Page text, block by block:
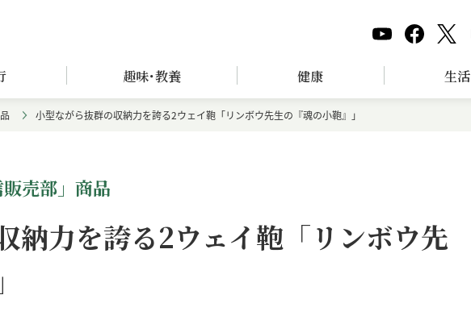
趣味･教養 健康 生活
小型ながら抜群の収納力を誇る2ウェイ鞄「リンボウ先生の『魂の小鞄』」
売部」商品
納力を誇る2ウェイ鞄「リンボウ先